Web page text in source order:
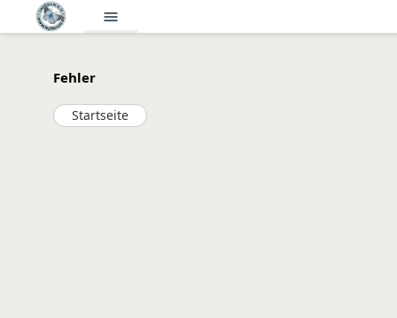
menu
Fehler
Startseite